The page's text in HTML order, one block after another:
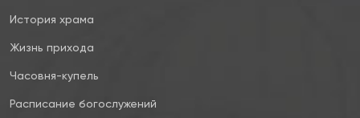
История храма
Жизнь прихода
Часовня-купель
Расписание богослужений